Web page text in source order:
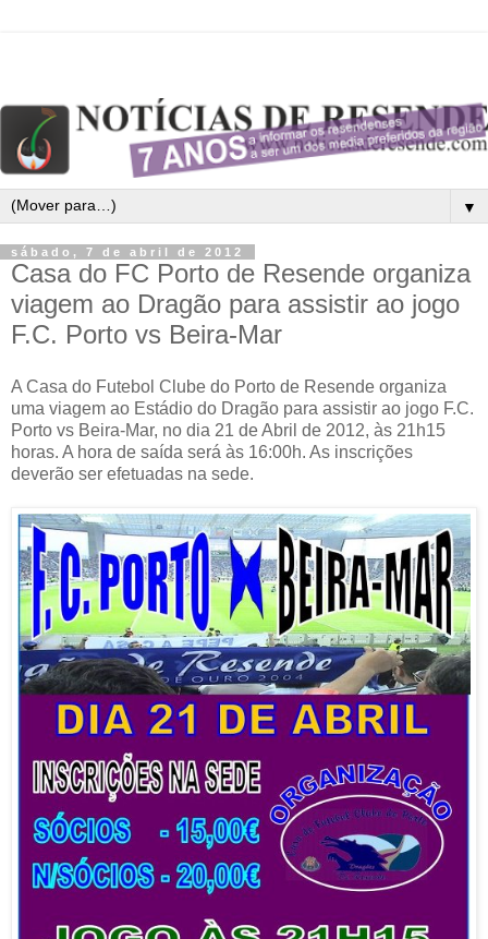
▼
sábado, 7 de abril de 2012
Casa do FC Porto de Resende organiza
viagem ao Dragão para assistir ao jogo
F.C. Porto vs Beira-Mar
A Casa do Futebol Clube do Porto de Resende organiza
uma viagem ao Estádio do Dragão para assistir ao jogo F.C.
Porto vs Beira-Mar, no dia 21 de Abril de 2012, às 21h15
horas. A hora de saída será às 16:00h. As inscrições
deverão ser efetuadas na sede.